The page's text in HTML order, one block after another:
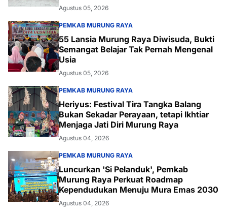
Agustus 05, 2026
PEMKAB MURUNG RAYA
55 Lansia Murung Raya Diwisuda, Bukti
Semangat Belajar Tak Pernah Mengenal
Usia
Agustus 05, 2026
PEMKAB MURUNG RAYA
Heriyus: Festival Tira Tangka Balang
Bukan Sekadar Perayaan, tetapi Ikhtiar
Menjaga Jati Diri Murung Raya
Agustus 04, 2026
PEMKAB MURUNG RAYA
Luncurkan 'Si Pelanduk', Pemkab
Murung Raya Perkuat Roadmap
Kependudukan Menuju Mura Emas 2030
Agustus 04, 2026